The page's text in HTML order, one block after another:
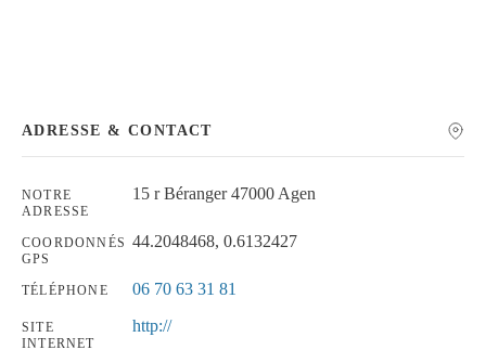
ADRESSE & CONTACT
NOTRE
ADRESSE
15 r Béranger 47000 Agen
COORDONNÉS
GPS
44.2048468, 0.6132427
TÉLÉPHONE 06 70 63 31 81
SITE
INTERNET
http://